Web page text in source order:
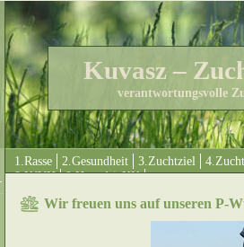
Kuvasz –
verantwortungsvolle
1.Rasse 2.Gesundheit 3.Zuchtziel
8.KfUH
9.HungáriaKK
Wir freuen uns auf unseren P-